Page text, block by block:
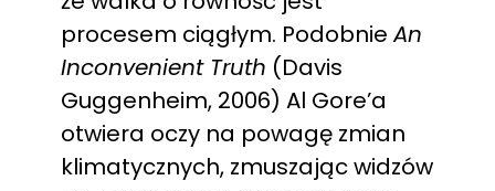
procesem ciągłym. PodobnieAn
Inconvenient Truth (Davis
Guggenheim, 2006) Al Gore’a
otwiera oczy na powagę zmian
klimatycznych, zmuszając widzów